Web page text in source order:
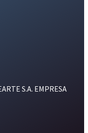
S.A. EMPRESA